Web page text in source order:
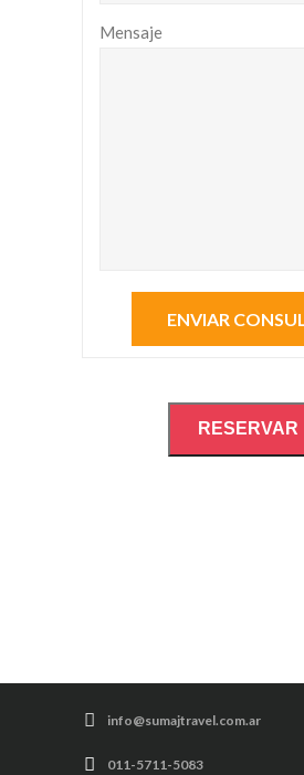
Mensaje
RESERVAR
info@sumajtravel.com.ar
011-5711-5083